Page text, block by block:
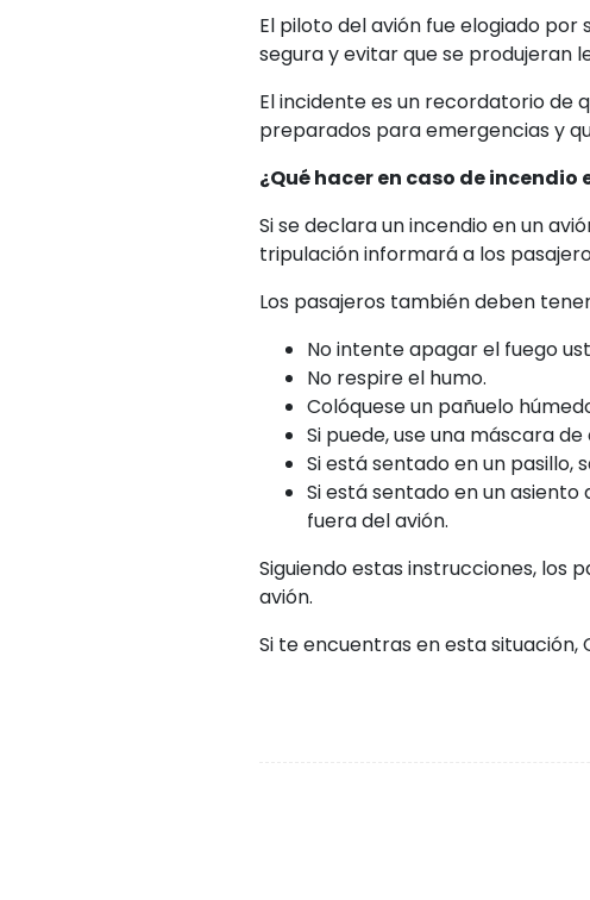
El piloto del avión fue elogiado
segura y evitar que se produjeran
El incidente es un recordatorio de
preparados para emergencias y
¿Qué hacer en caso de incendio
Si se declara un incendio en un
tripulación informará a los
Los pasajeros también deben
No intente apagar el fuego
No respire el humo.
Colóquese un pañuelo
Si puede, use una máscara de
Si está sentado en un pasillo,
Si está sentado en un
fuera del avión.
Siguiendo estas instrucciones, los
avión.
Si te encuentras en esta